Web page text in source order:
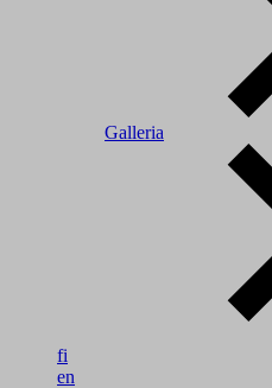
Galleria
fi
en